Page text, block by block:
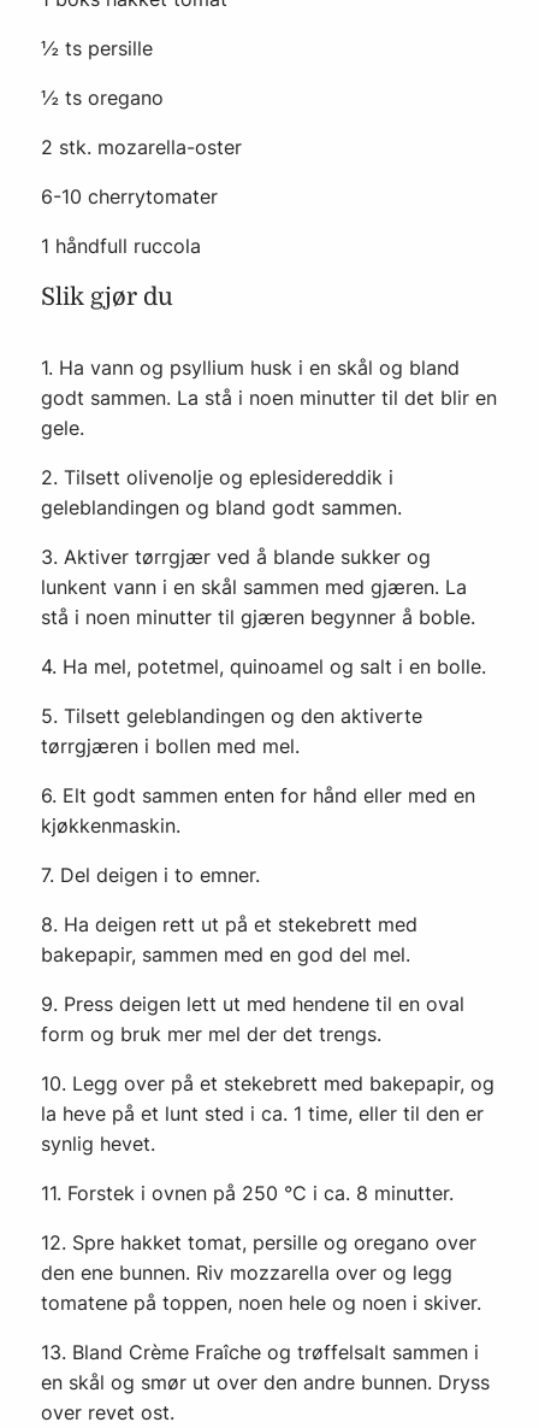
½ ts persille
½ ts oregano
2 stk. mozarella-oster
6-10 cherrytomater
1 håndfull ruccola
Slik gjør du
1. Ha vann og psyllium husk i en skål og bland
godt sammen. La stå i noen minutter til det blir en
gele.
2. Tilsett olivenolje og eplesidereddik i
geleblandingen og bland godt sammen.
3. Aktiver tørrgjær ved å blande sukker og
lunkent vann i en skål sammen med gjæren. La
stå i noen minutter til gjæren begynner å boble.
4. Ha mel, potetmel, quinoamel og salt i en bolle.
5. Tilsett geleblandingen og den aktiverte
tørrgjæren i bollen med mel.
6. Elt godt sammen enten for hånd eller med en
kjøkkenmaskin.
7. Del deigen i to emner.
8. Ha deigen rett ut på et stekebrett med
bakepapir, sammen med en god del mel.
9. Press deigen lett ut med hendene til en oval
form og bruk mer mel der det trengs.
10. Legg over på et stekebrett med bakepapir, og
la heve på et lunt sted i ca. 1 time, eller til den er
synlig hevet.
11. Forstek i ovnen på 250 °C i ca. 8 minutter.
12. Spre hakket tomat, persille og oregano over
den ene bunnen. Riv mozzarella over og legg
tomatene på toppen, noen hele og noen i skiver.
13. Bland Crème Fraîche og trøffelsalt sammen i
en skål og smør ut over den andre bunnen. Dryss
over revet ost.